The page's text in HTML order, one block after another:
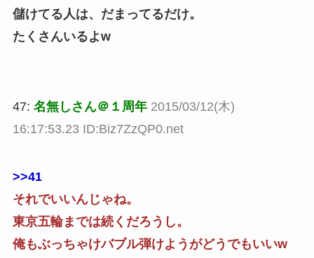
儲けてる人は、だまってるだけ。
たくさんいるよw
47: 名無しさん＠１周年 2015/03/12(木)
16:17:53.23 ID:Biz7ZzQP0.net
>>41
それでいいんじゃね。
東京五輪までは続くだろうし。
俺もぶっちゃけバブル弾けようがどうでもいいw